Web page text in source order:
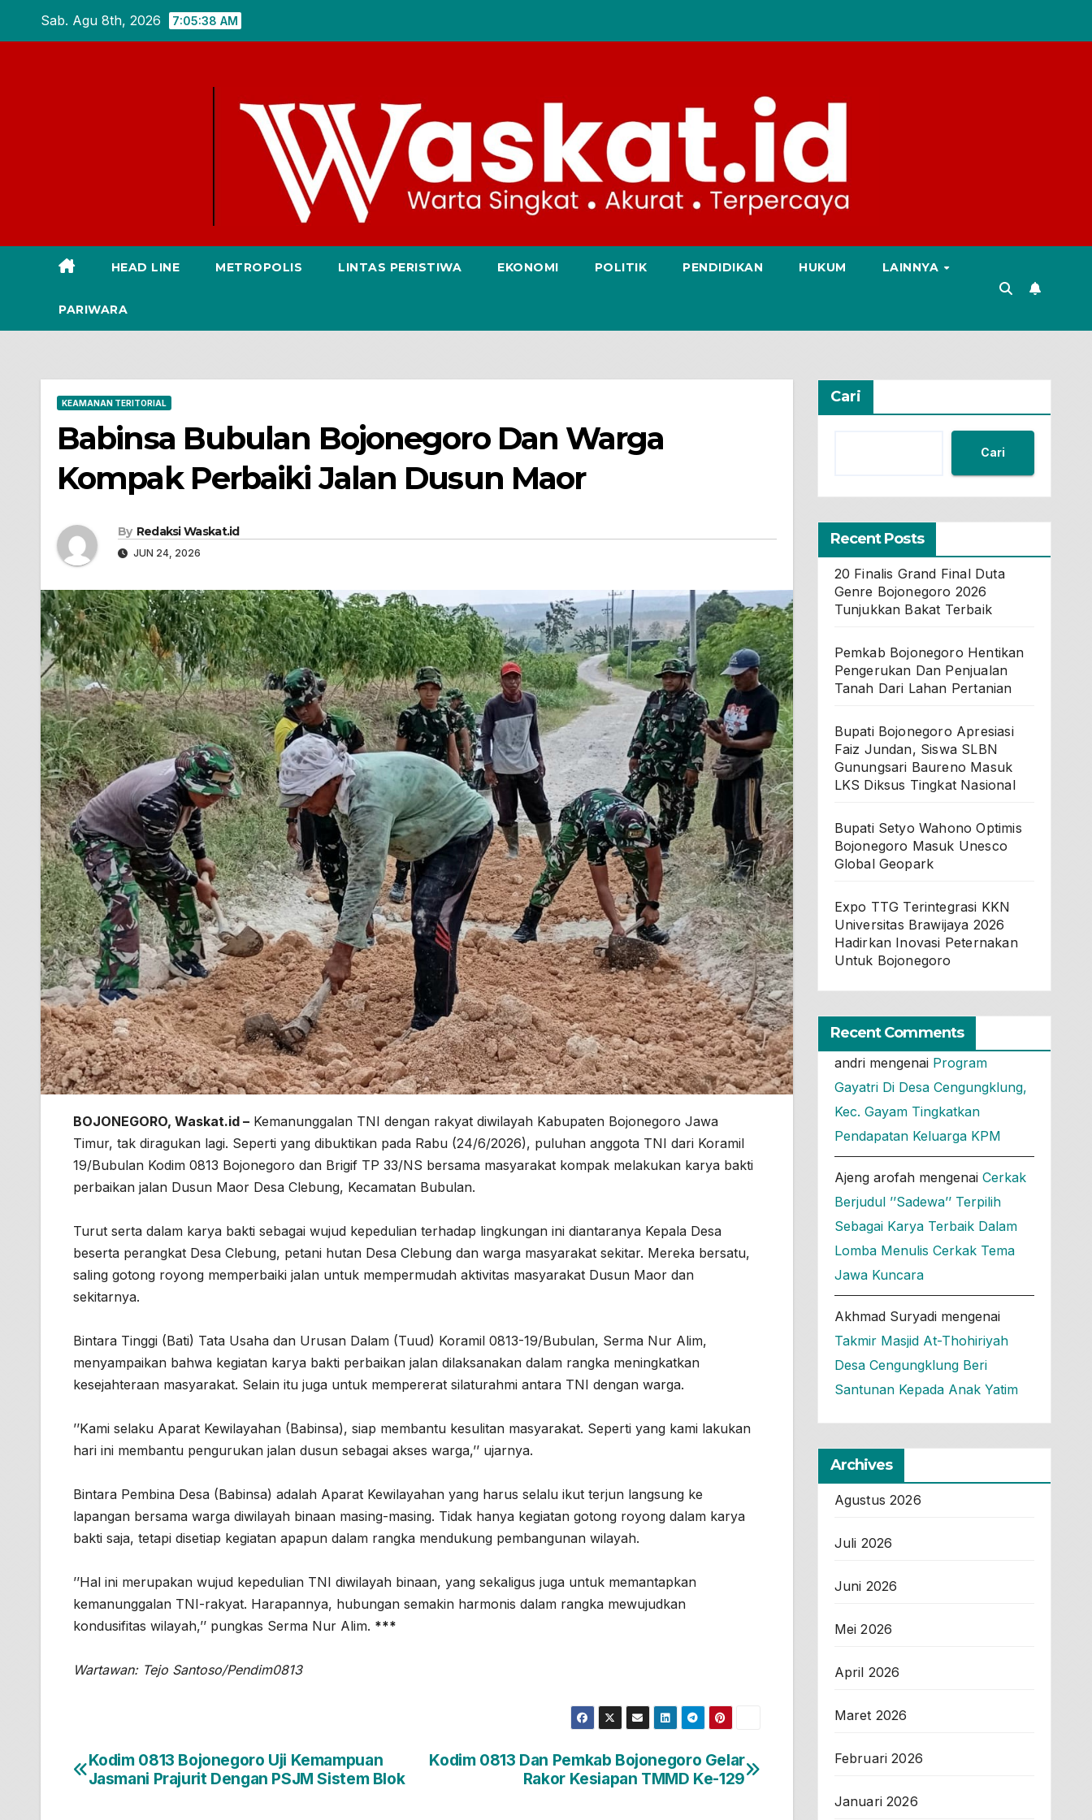
Sab. Agu 8th, 2026 7:05:39 AM
HEAD LINE METROPOLIS LINTAS PERISTIWA EKONOMI POLITIK PENDIDIKAN HUKUM LAINNYA
PARIWARA
KEAMANAN TERITORIAL
Babinsa Bubulan Bojonegoro Dan Warga
Kompak Perbaiki Jalan Dusun Maor
By Redaksi Waskat.id
JUN 24, 2026
BOJONEGORO, Waskat.id – Kemanunggalan TNI dengan rakyat diwilayah Kabupaten Bojonegoro Jawa
Timur, tak diragukan lagi. Seperti yang dibuktikan pada Rabu (24/6/2026), puluhan anggota TNI dari Koramil
19/Bubulan Kodim 0813 Bojonegoro dan Brigif TP 33/NS bersama masyarakat kompak melakukan karya bakti
perbaikan jalan Dusun Maor Desa Clebung, Kecamatan Bubulan.
Turut serta dalam karya bakti sebagai wujud kepedulian terhadap lingkungan ini diantaranya Kepala Desa
beserta perangkat Desa Clebung, petani hutan Desa Clebung dan warga masyarakat sekitar. Mereka bersatu,
saling gotong royong memperbaiki jalan untuk mempermudah aktivitas masyarakat Dusun Maor dan
sekitarnya.
Bintara Tinggi (Bati) Tata Usaha dan Urusan Dalam (Tuud) Koramil 0813-19/Bubulan, Serma Nur Alim,
menyampaikan bahwa kegiatan karya bakti perbaikan jalan dilaksanakan dalam rangka meningkatkan
kesejahteraan masyarakat. Selain itu juga untuk mempererat silaturahmi antara TNI dengan warga.
’’Kami selaku Aparat Kewilayahan (Babinsa), siap membantu kesulitan masyarakat. Seperti yang kami lakukan
hari ini membantu pengurukan jalan dusun sebagai akses warga,’’ ujarnya.
Bintara Pembina Desa (Babinsa) adalah Aparat Kewilayahan yang harus selalu ikut terjun langsung ke
lapangan bersama warga diwilayah binaan masing-masing. Tidak hanya kegiatan gotong royong dalam karya
bakti saja, tetapi disetiap kegiatan apapun dalam rangka mendukung pembangunan wilayah.
’’Hal ini merupakan wujud kepedulian TNI diwilayah binaan, yang sekaligus juga untuk memantapkan
kemanunggalan TNI-rakyat. Harapannya, hubungan semakin harmonis dalam rangka mewujudkan
kondusifitas wilayah,’’ pungkas Serma Nur Alim. ***
Wartawan: Tejo Santoso/Pendim0813
Navigasi
Kodim 0813 Dan Pemkab Bojonegoro Gelar
Rakor Kesiapan TMMD Ke-129
Kodim 0813 Bojonegoro Uji Kemampuan
Jasmani Prajurit Dengan PSJM Sistem Blok
Cari
Cari
Recent Posts
20 Finalis Grand Final Duta
Genre Bojonegoro 2026
Tunjukkan Bakat Terbaik
Pemkab Bojonegoro Hentikan
Pengerukan Dan Penjualan
Tanah Dari Lahan Pertanian
Bupati Bojonegoro Apresiasi
Faiz Jundan, Siswa SLBN
Gunungsari Baureno Masuk
LKS Diksus Tingkat Nasional
Bupati Setyo Wahono Optimis
Bojonegoro Masuk Unesco
Global Geopark
Expo TTG Terintegrasi KKN
Universitas Brawijaya 2026
Hadirkan Inovasi Peternakan
Untuk Bojonegoro
Recent Comments
andrimengenai Program
Gayatri Di Desa Cengungklung,
Kec. Gayam Tingkatkan
Pendapatan Keluarga KPM
Ajeng arofahmengenai Cerkak
Berjudul ’’Sadewa’’ Terpilih
Sebagai Karya Terbaik Dalam
Lomba Menulis Cerkak Tema
Jawa Kuncara
Akhmad Suryadimengenai
Takmir Masjid At-Thohiriyah
Desa Cengungklung Beri
Santunan Kepada Anak Yatim
Archives
Agustus 2026
Juli 2026
Juni 2026
Mei 2026
April 2026
Maret 2026
Februari 2026
Januari 2026